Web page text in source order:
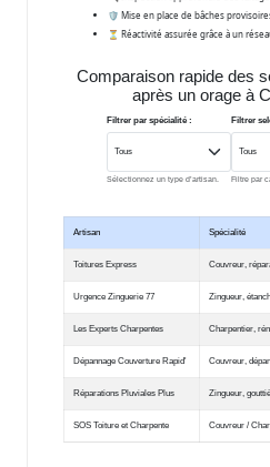
🛡️ Mise en place de bâches
⏳ Réactivité assurée grâce à un
Comparaison rapide des
après un orage à
Filtrer par spécialité :
Sélectionnez un type d’artisan.
Filtrer
Filtre par
Artisan Spécialité
Toitures Express Couvreur,
Urgence Zinguerie 77 Zingueur,
Les Experts Charpentes Charpentier,
Dépannage Couverture Rapid' Couvreur,
Réparations Pluviales Plus Zingueur,
SOS Toiture et Charpente Couvreur /